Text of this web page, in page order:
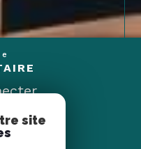
site